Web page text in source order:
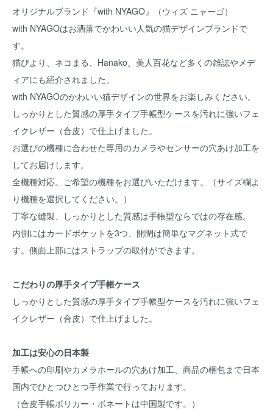
オリジナルブランド『with NYAGO』（ウィズ ニャーゴ）
with NYAGOはお洒落でかわいい人気の猫デザインブランドで
す。
猫びより、ネコまる、Hanako、美人百花など多くの雑誌やメデ
ィアにも紹介されました。
with NYAGOのかわいい猫デザインの世界をお楽しみください。
しっかりとした質感の厚手タイプ手帳型ケースを汚れに強いフェ
イクレザー（合皮）で仕上げました。
お選びの機種に合わせた専用のカメラやセンサーの穴あけ加工を
してお届けします。
全機種対応。ご希望の機種をお選びいただけます。（サイズ欄よ
り機種を選択してください。）
丁寧な縫製、しっかりとした質感は手帳型ならではの存在感。
内側にはカードポケットを3つ、開閉は簡単なマグネット式で
す。側面上部にはストラップの取付ができます。
こだわりの厚手タイプ手帳ケース
しっかりとした質感の厚手タイプ手帳型ケースを汚れに強いフェ
イクレザー（合皮）で仕上げました。
加工は安心の日本製
手帳への印刷やカメラホールの穴あけ加工、商品の梱包まで日本
国内でひとつひとつ手作業で行っております。
（合皮手帳ポリカー・ボネートは中国製です。）